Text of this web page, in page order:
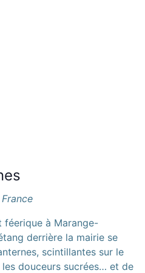
féerique à Marange-
derrière la mairie se
scintillantes sur le
douceurs sucrées… et de